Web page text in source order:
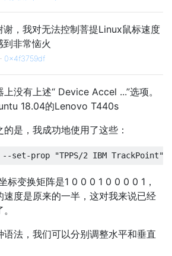
谢，我对无法控制菩提Linux鼠标速度
到非常恼火
0x4f3759df
上没有上述“ Device Accel ...”选项。
18.04的Lenovo T440s
的是，我成功地使用了这些：
标变换矩阵是1 0 0 0 1 0 0 0 0 1，
速度是原来的一半，这对我来说已经
语法，我们可以分别调整水平和垂直